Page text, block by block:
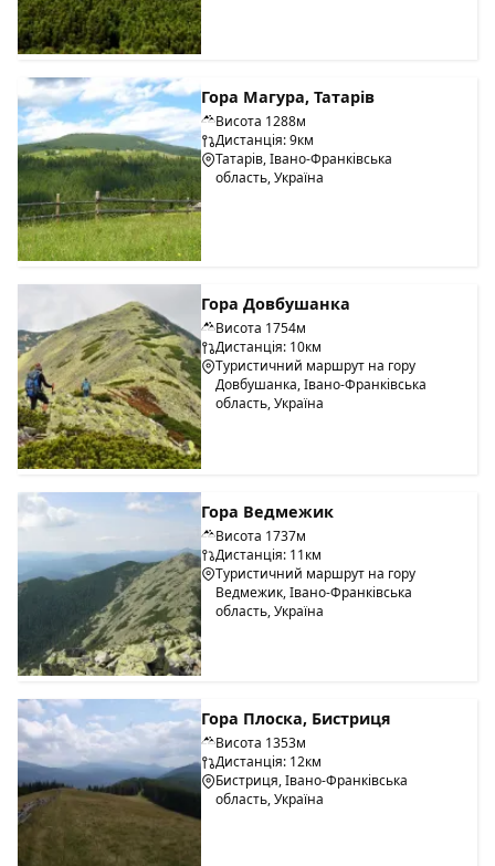
Гора Магура, Татарів
Висота 1288м
Дистанція: 9км
Татарів, Івано-Франківська
область, Україна
Гора Довбушанка
Висота 1754м
Дистанція: 10км
Туристичний маршрут на гору
Довбушанка, Івано-Франківська
область, Україна
Гора Ведмежик
Висота 1737м
Дистанція: 11км
Туристичний маршрут на гору
Ведмежик, Івано-Франківська
область, Україна
Гора Плоска, Бистриця
Висота 1353м
Дистанція: 12км
Бистриця, Івано-Франківська
область, Україна